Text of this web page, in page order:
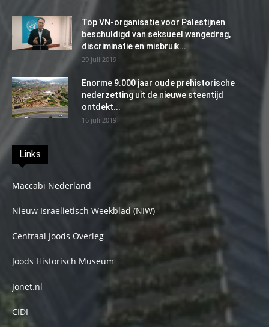
Top VN-organisatie voor Palestijnen
beschuldigd van seksueel wangedrag,
discriminatie en misbruik...
29 juli 2019
Enorme 9.000 jaar oude prehistorische
nederzetting uit de nieuwe steentijd
ontdekt...
16 juli 2019
Links
Maccabi Nederland
Nieuw Israelietisch Weekblad (NIW)
Centraal Joods Overleg
Joods Historisch Museum
Jonet.nl
CIDI